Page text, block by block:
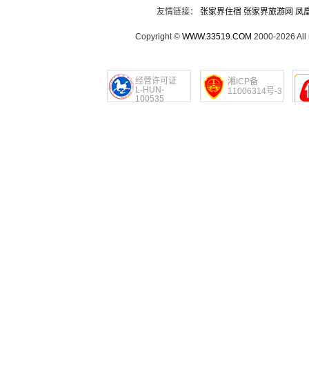
友情链接： 张家界住宿 张家界旅游网 凤
Copyright © WWW.33519.COM 2000-2026 All
经营许可证
L-HUN-
100535
湘ICP备
11006314号-3